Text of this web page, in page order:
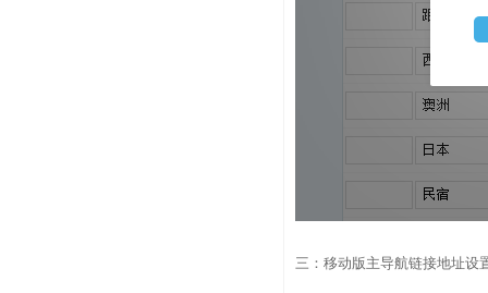
三：移动版主导航链接地址设